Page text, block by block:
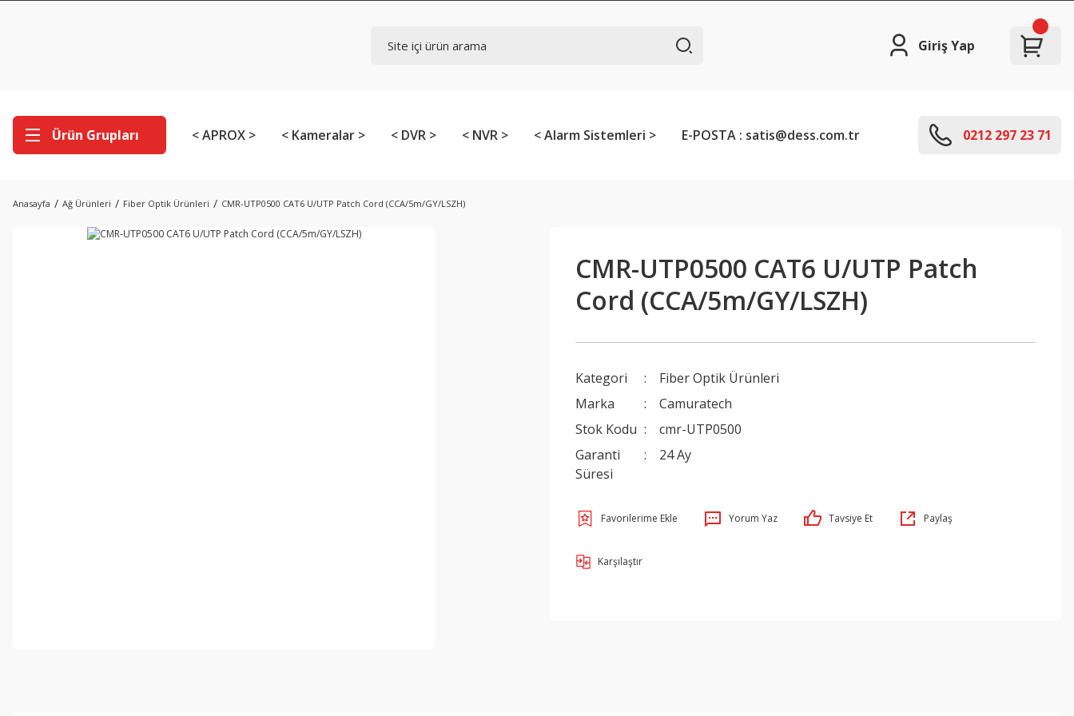
Giriş Yap
Ürün Grupları < APROX > < Kameralar > < DVR > < NVR > < Alarm Sistemleri > E-POSTA : satis@dess.com.tr 0212 297 23 71
Anasayfa Ağ Ürünleri Fiber Optik Ürünleri CMR-UTP0500 CAT6 U/UTP Patch Cord (CCA/5m/GY/LSZH)
CMR-UTP0500 CAT6 U/UTP Patch
Cord (CCA/5m/GY/LSZH)
Kategori
Fiber Optik Ürünleri
Marka
Camuratech
Stok Kodu
cmr-UTP0500
Garanti
Süresi
24 Ay
Yorum Yaz Tavsiye Et Paylaş
Karşılaştır